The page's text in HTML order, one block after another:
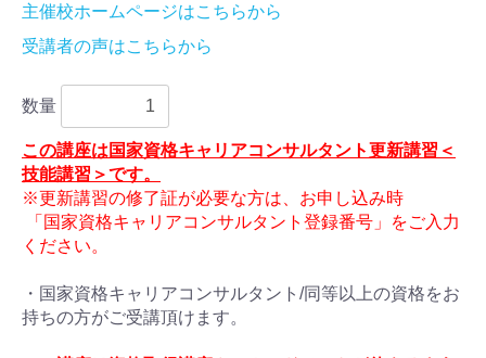
主催校ホームページはこちらから
受講者の声はこちらから
数量
この講座は国家資格キャリアコンサルタント更新講習＜
技能講習＞です。
※更新講習の修了証が必要な方は、 お申し込み時
「国家資格キャリアコンサルタント登録番号」をご入力
ください。
・国家資格キャリアコンサルタント/同等以上の資格をお
持ちの方がご受講頂けます。